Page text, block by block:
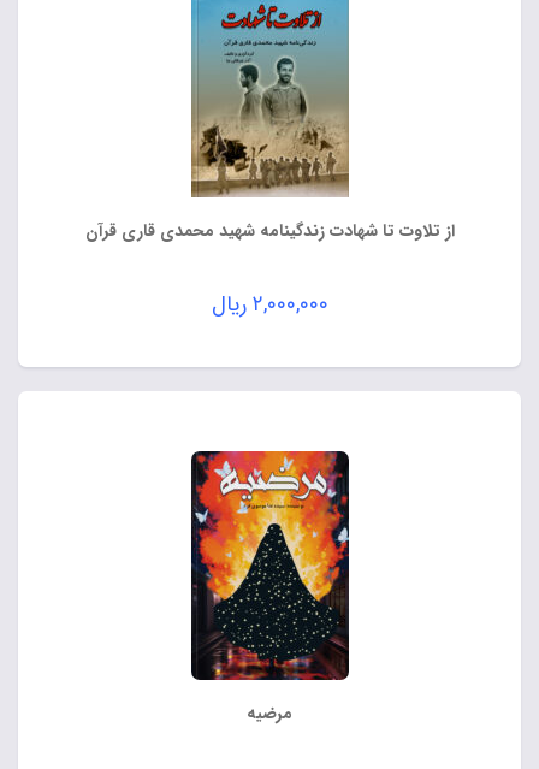
از تلاوت تا شهادت زندگینامه شهید محمدی قاری قرآن
۲,۰۰۰,۰۰۰ریال
مرضیه